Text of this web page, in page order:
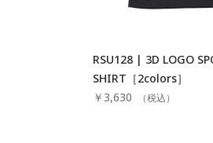
RSU128 | 3D LOGO
SHIRT［2colors］
￥3,630
（税込）